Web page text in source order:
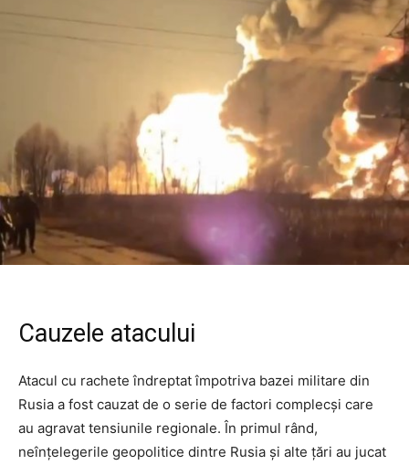
Cauzele atacului
Atacul cu rachete îndreptat împotriva bazei militare din
Rusia a fost cauzat de o serie de factori complecși care
au agravat tensiunile regionale. În primul rând,
neînțelegerile geopolitice dintre Rusia și alte țări au jucat